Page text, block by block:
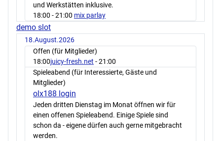
und Werkstätten inklusive.
18:00 - 21:00 mix parlay
demo slot
18.August.2026
Offen (für Mitglieder)
18:00juicy-fresh.net - 21:00
Spieleabend (für Interessierte, Gäste und
Mitglieder)
olx188 login
Jeden dritten Dienstag im Monat öffnen wir für
einen offenen Spieleabend. Einige Spiele sind
schon da - eigene dürfen auch gerne mitgebracht
werden.